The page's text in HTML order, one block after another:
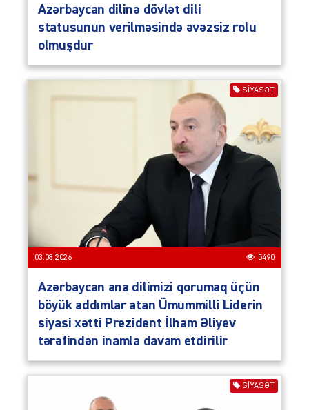
Azərbaycan dilinə dövlət dili
statusunun verilməsində əvəzsiz rolu
olmuşdur
SIYASƏT
03.08.2026 5490
Azərbaycan ana dilimizi qorumaq üçün
böyük addımlar atan Ümummilli Liderin
siyasi xətti Prezident İlham Əliyev
tərəfindən inamla davam etdirilir
SIYASƏT